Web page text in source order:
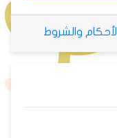
الأحكام والشروط